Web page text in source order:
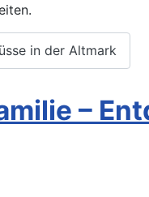
in der Altmark
–